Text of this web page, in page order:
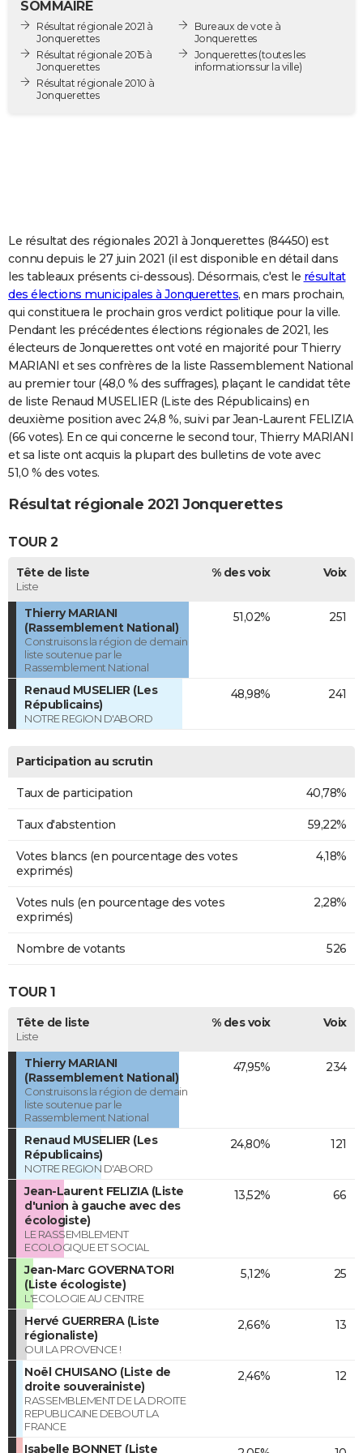
PHOTO
GUIDES D'ACHAT
BONS PLANS
S'inscrire
Se connecter
Lycées
Collèges
Primaires
Universités
Entreprises
Service militaire
Avis de recherche
FORUM
Bricolage
Lifestyle
Culture
Sport
Auto
Television
Voyage
Cinema
SOMMAIRE
Résultat régionale 2021 à
Jonquerettes
Résultat régionale 2015 à
Jonquerettes
Résultat régionale 2010 à
Jonquerettes
Bureaux de vote à
Jonquerettes
Jonquerettes(toutes les
informations sur la ville)
Le résultat des régionales 2021 à Jonquerettes (84450) est
connu depuis le 27 juin 2021 (il est disponible en détail dans
les tableaux présents ci-dessous). Désormais, c'est le résultat
des élections municipales à Jonquerettes, en mars prochain,
qui constituera le prochain gros verdict politique pour la ville.
Pendant les précédentes élections régionales de 2021, les
électeurs de Jonquerettes ont voté en majorité pour Thierry
MARIANI et ses confrères de la liste Rassemblement National
au premier tour (48,0 % des suffrages), plaçant le candidat tête
de liste Renaud MUSELIER (Liste des Républicains) en
deuxième position avec 24,8 %, suivi par Jean-Laurent FELIZIA
(66 votes). En ce qui concerne le second tour, Thierry MARIANI
et sa liste ont acquis la plupart des bulletins de vote avec
51,0 % des votes.
Résultat régionale 2021 Jonquerettes
TOUR 2
Tête de liste
Liste
% des voix Voix
Thierry MARIANI
(Rassemblement National)
Construisons la région de demain
liste soutenue par le
Rassemblement National
51,02% 251
Renaud MUSELIER (Les
Républicains)
NOTRE REGION D'ABORD
48,98% 241
Participation au scrutin
Taux de participation 40,78%
Taux d'abstention 59,22%
Votes blancs (en pourcentage des votes
exprimés)
4,18%
Votes nuls (en pourcentage des votes
exprimés)
2,28%
Nombre de votants 526
TOUR 1
Tête de liste
Liste
% des voix Voix
Thierry MARIANI
(Rassemblement National)
Construisons la région de demain
liste soutenue par le
Rassemblement National
47,95% 234
Renaud MUSELIER (Les
Républicains)
NOTRE REGION D'ABORD
24,80% 121
Jean-Laurent FELIZIA (Liste
d'union à gauche avec des
écologiste)
LE RASSEMBLEMENT
ECOLOGIQUE ET SOCIAL
13,52% 66
Jean-Marc GOVERNATORI
(Liste écologiste)
L'ECOLOGIE AU CENTRE
5,12% 25
Hervé GUERRERA (Liste
régionaliste)
OUI LA PROVENCE !
2,66% 13
Noël CHUISANO (Liste de
droite souverainiste)
RASSEMBLEMENT DE LA DROITE
REPUBLICAINE DEBOUT LA
FRANCE
2,46% 12
Isabelle BONNET (Liste